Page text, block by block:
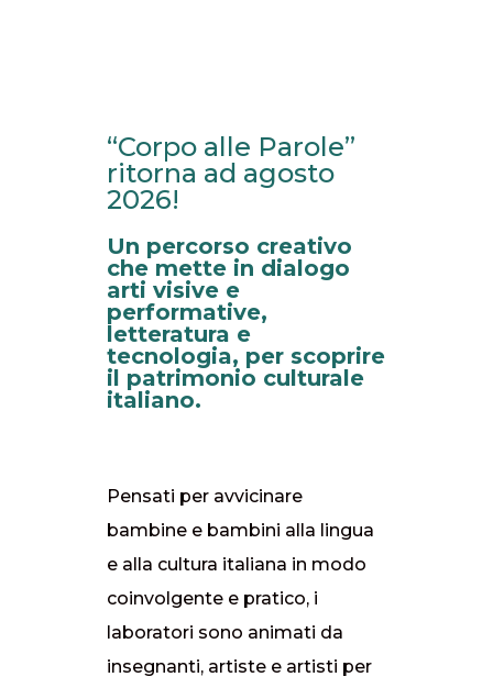
“Corpo alle Parole”
ritorna ad agosto
2026!
Un percorso creativo
che mette in dialogo
arti visive e
performative,
letteratura e
tecnologia, per scoprire
il patrimonio culturale
italiano.
Pensati per avvicinare
bambine e bambini alla lingua
e alla cultura italiana in modo
coinvolgente e pratico, i
laboratori sono animati da
insegnanti, artiste e artisti per